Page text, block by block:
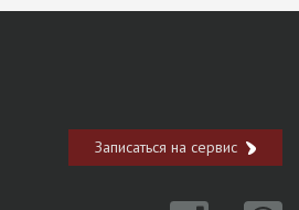
Записаться на сервис